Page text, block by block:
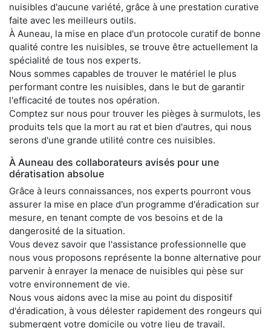
nuisibles d'aucune variété, grâce à une prestation curative
faite avec les meilleurs outils.
À Auneau, la mise en place d'un protocole curatif de bonne
qualité contre les nuisibles, se trouve être actuellement la
spécialité de tous nos experts.
Nous sommes capables de trouver le matériel le plus
performant contre les nuisibles, dans le but de garantir
l'efficacité de toutes nos opération.
Comptez sur nous pour trouver les pièges à surmulots, les
produits tels que la mort au rat et bien d'autres, qui nous
serons d'une grande utilité contre ces nuisibles.
À Auneau des collaborateurs avisés pour une
dératisation absolue
Grâce à leurs connaissances, nos experts pourront vous
assurer la mise en place d'un programme d'éradication sur
mesure, en tenant compte de vos besoins et de la
dangerosité de la situation.
Vous devez savoir que l'assistance professionnelle que
nous vous proposons représente la bonne alternative pour
parvenir à enrayer la menace de nuisibles qui pèse sur
votre environnement de vie.
Nous vous aidons avec la mise au point du dispositif
d'éradication, à vous délester rapidement des rongeurs qui
submergent votre domicile ou votre lieu de travail.